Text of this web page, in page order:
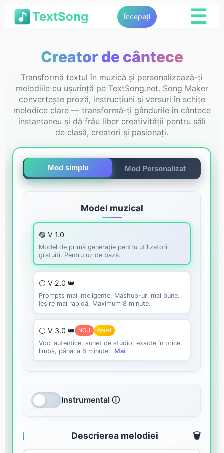
TextSong Începeți ☰
Creator de cântece
Transformă textul în muzică și personalizează-ți
melodiile cu ușurință pe TextSong.net. Song Maker
convertește proză, instrucțiuni și versuri în schițe
melodice clare — transformă-ți gândurile în cântece
instantaneu și dă frâu liber creativității pentru săli
de clasă, creatori și pasionați.
Mod simplu Mod Personalizat
Model muzical
🟣 V 1.0
Model de primă generație pentru utilizatorii
gratuiti. Pentru uz de bază.
⚪ V 2.0 👑
Prompts mai inteligente. Mashup-uri mai bune.
Ieșire mai rapidă. Maximum 8 minute.
⚪ V 3.0 👑 NOU Anual
Voci autentice, sunet de studio, exacte în orice
limbă, până la 8 minute.
Mai
Instrumental ⓘ
Descrierea melodiei 🗑️